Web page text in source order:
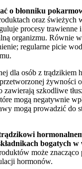
o błonniku
oraz świeżych
procesy trawienne
organizmu. Równie
regularne picie
dla osób z trądzikiem
żywności
zawierają szkodliwe
mogą negatywnie
mogą prowadzić do
bogatych w
może
hormonów.